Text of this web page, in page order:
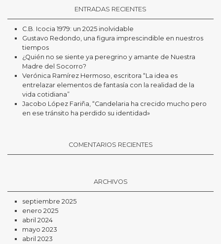
ENTRADAS RECIENTES
C.B. Icocia 1979: un 2025 inolvidable
Gustavo Redondo, una figura imprescindible en nuestros
tiempos
¿Quién no se siente ya peregrino y amante de Nuestra
Madre del Socorro?
Verónica Ramírez Hermoso, escritora “La idea es
entrelazar elementos de fantasía con la realidad de la
vida cotidiana”
Jacobo López Fariña, “Candelaria ha crecido mucho pero
en ese tránsito ha perdido su identidad»
COMENTARIOS RECIENTES
ARCHIVOS
septiembre 2025
enero 2025
abril 2024
mayo 2023
abril 2023